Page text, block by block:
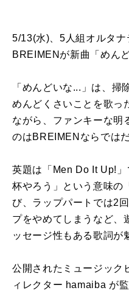
5/13(水)、5人組オルタナ
BREIMENが新曲「めん
「めんどいな...」は、掃
めんどくさいことを歌っ
ながら、ファンキーな明
のはBREIMENならではだ
英題は「Men Do It Up!
杯やろう」という意味の
び、ラップパートでは2
プをやめてしまうなど、
ッセージ性もある歌詞が
公開されたミュージック
ィレクター hamaiba が監